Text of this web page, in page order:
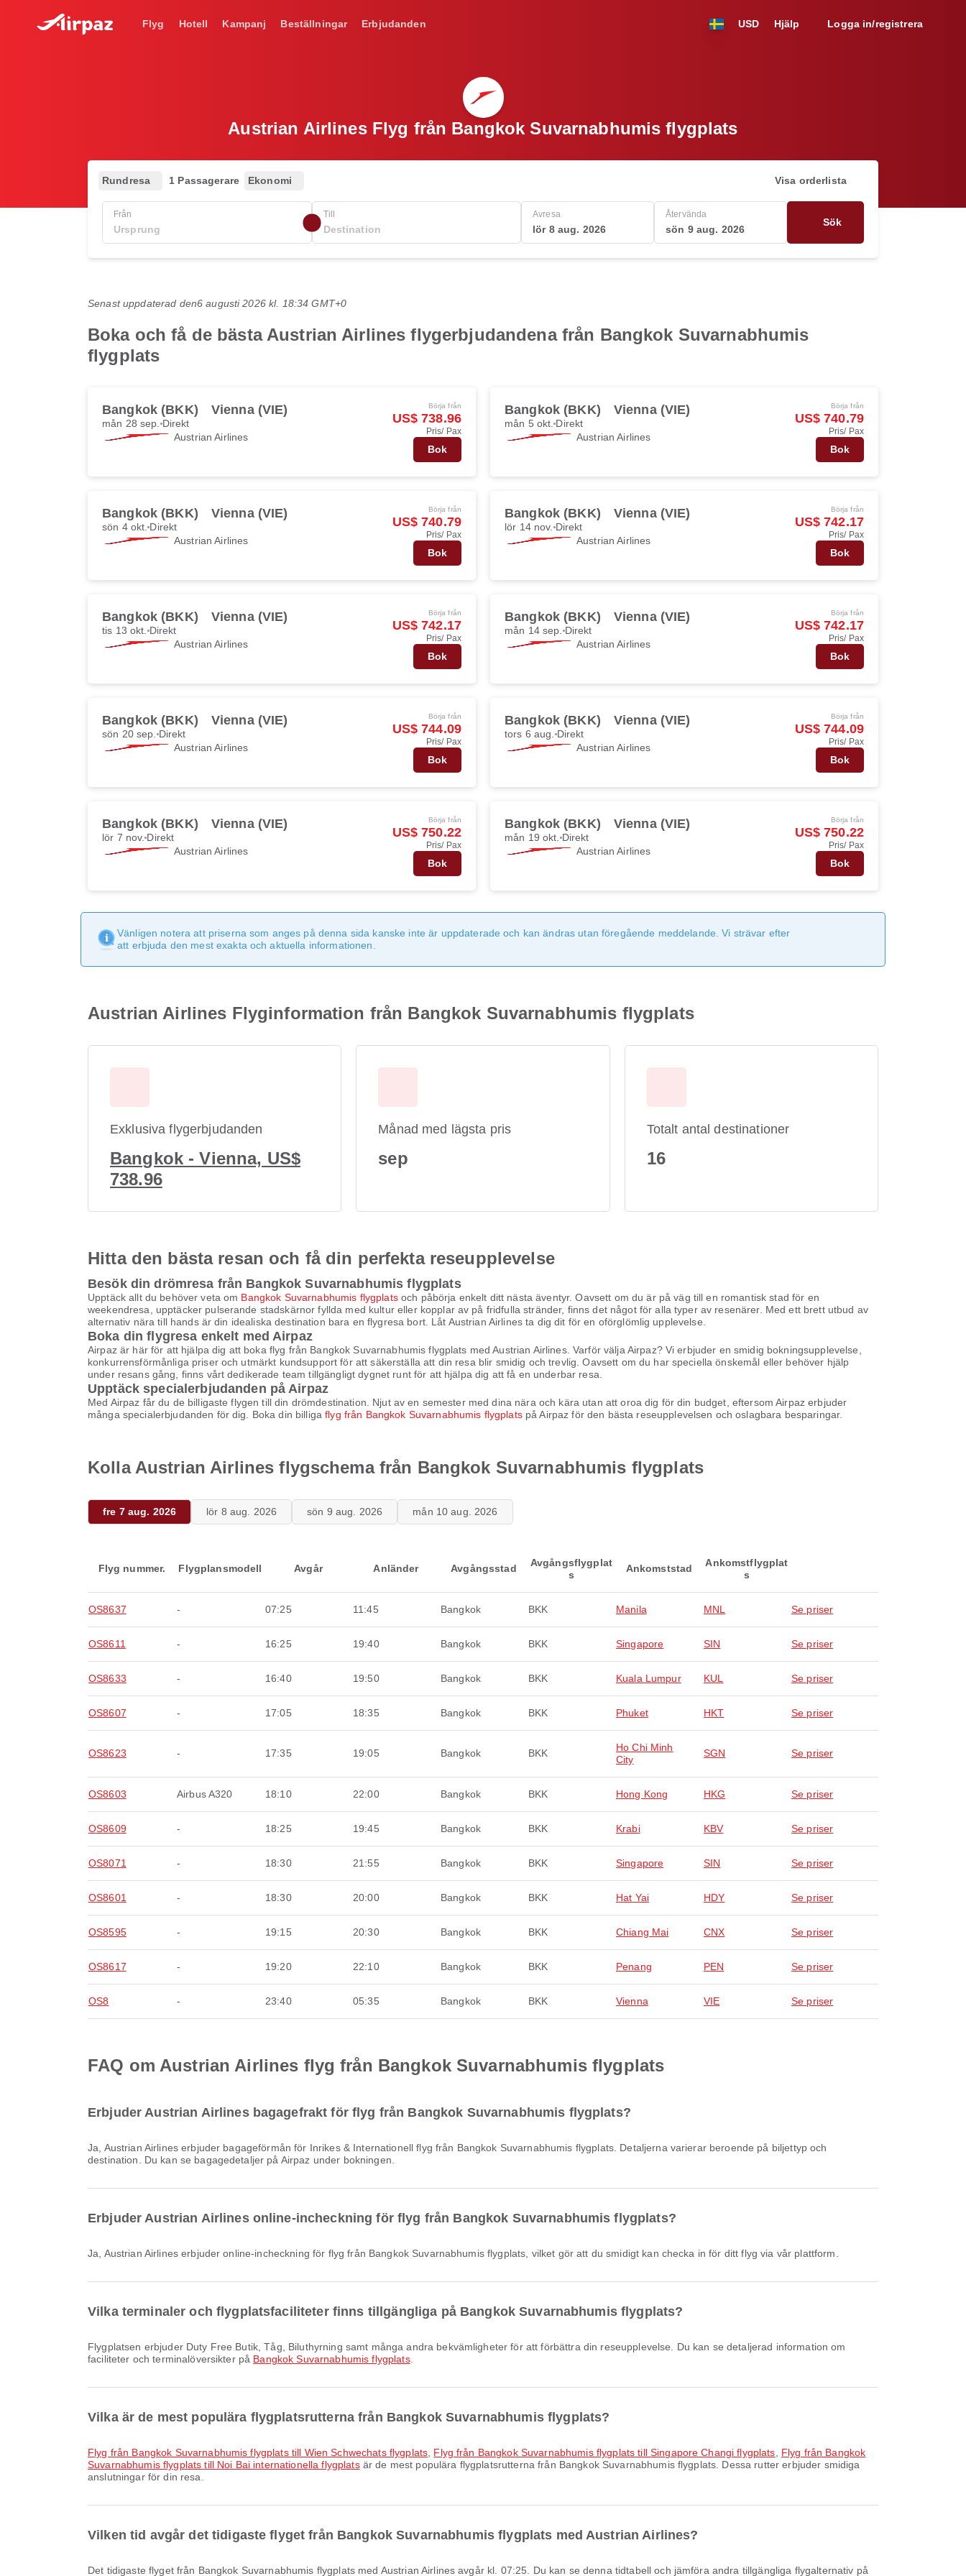
Flyg Hotell Kampanj Beställningar Erbjudanden USD Hjälp Logga in/registrera
Austrian Airlines Flyg från Bangkok Suvarnabhumis flygplats
Rundresa 1 Passagerare Ekonomi Visa orderlista
Från Till Avresa
lör 8 aug. 2026
Återvända
sön 9 aug. 2026
Sök
Senast uppdaterad den6 augusti 2026 kl. 18:34 GMT+0
Boka och få de bästa Austrian Airlines flygerbjudandena från Bangkok Suvarnabhumis
flygplats
Bangkok (BKK) Vienna (VIE)
mån 28 sep. Direkt
Austrian Airlines
Börja från
US$ 738.96
Pris/ Pax
Bok
Bangkok (BKK) Vienna (VIE)
mån 5 okt. Direkt
Austrian Airlines
Börja från
US$ 740.79
Pris/ Pax
Bok
Bangkok (BKK) Vienna (VIE)
sön 4 okt. Direkt
Austrian Airlines
Börja från
US$ 740.79
Pris/ Pax
Bok
Bangkok (BKK) Vienna (VIE)
lör 14 nov. Direkt
Austrian Airlines
Börja från
US$ 742.17
Pris/ Pax
Bok
Bangkok (BKK) Vienna (VIE)
tis 13 okt. Direkt
Austrian Airlines
Börja från
US$ 742.17
Pris/ Pax
Bok
Bangkok (BKK) Vienna (VIE)
mån 14 sep. Direkt
Austrian Airlines
Börja från
US$ 742.17
Pris/ Pax
Bok
Bangkok (BKK) Vienna (VIE)
sön 20 sep. Direkt
Austrian Airlines
Börja från
US$ 744.09
Pris/ Pax
Bok
Bangkok (BKK) Vienna (VIE)
tors 6 aug. Direkt
Austrian Airlines
Börja från
US$ 744.09
Pris/ Pax
Bok
Bangkok (BKK) Vienna (VIE)
lör 7 nov. Direkt
Austrian Airlines
Börja från
US$ 750.22
Pris/ Pax
Bok
Bangkok (BKK) Vienna (VIE)
mån 19 okt. Direkt
Austrian Airlines
Börja från
US$ 750.22
Pris/ Pax
Bok
Vänligen notera att priserna som anges på denna sida kanske inte är uppdaterade och kan ändras utan föregående meddelande. Vi strävar efter
att erbjuda den mest exakta och aktuella informationen.
Austrian Airlines Flyginformation från Bangkok Suvarnabhumis flygplats
Exklusiva flygerbjudanden
Bangkok - Vienna, US$
738.96
Månad med lägsta pris
sep
Totalt antal destinationer
16
Hitta den bästa resan och få din perfekta reseupplevelse
Besök din drömresa från Bangkok Suvarnabhumis flygplats
Upptäck allt du behöver veta om Bangkok Suvarnabhumis flygplatsoch påbörja enkelt ditt nästa äventyr. Oavsett om du är på väg till en romantisk stad för en
weekendresa, upptäcker pulserande stadskärnor fyllda med kultur eller kopplar av på fridfulla stränder, finns det något för alla typer av resenärer. Med ett brett utbud av
alternativ nära till hands är din idealiska destination bara en flygresa bort. Låt Austrian Airlines ta dig dit för en oförglömlig upplevelse.
Boka din flygresa enkelt med Airpaz
Airpaz är här för att hjälpa dig att boka flyg från Bangkok Suvarnabhumis flygplats med Austrian Airlines. Varför välja Airpaz? Vi erbjuder en smidig bokningsupplevelse,
konkurrensförmånliga priser och utmärkt kundsupport för att säkerställa att din resa blir smidig och trevlig. Oavsett om du har speciella önskemål eller behöver hjälp
under resans gång, finns vårt dedikerade team tillgängligt dygnet runt för att hjälpa dig att få en underbar resa.
Upptäck specialerbjudanden på Airpaz
Med Airpaz får du de billigaste flygen till din drömdestination. Njut av en semester med dina nära och kära utan att oroa dig för din budget, eftersom Airpaz erbjuder
många specialerbjudanden för dig. Boka din billigaflyg från Bangkok Suvarnabhumis flygplatspå Airpaz för den bästa reseupplevelsen och oslagbara besparingar.
Kolla Austrian Airlines flygschema från Bangkok Suvarnabhumis flygplats
fre 7 aug. 2026 lör 8 aug. 2026 sön 9 aug. 2026 mån 10 aug. 2026
Flyg nummer. Flygplansmodell Avgår Anländer Avgångsstad
Avgångsflygplat
s
Ankomststad
Ankomstflygplat
s
OS8637 - 07:25 11:45 Bangkok BKK Manila MNL Se priser
OS8611 - 16:25 19:40 Bangkok BKK Singapore SIN Se priser
OS8633 - 16:40 19:50 Bangkok BKK Kuala Lumpur KUL Se priser
OS8607 - 17:05 18:35 Bangkok BKK Phuket HKT Se priser
OS8623 - 17:35 19:05 Bangkok BKK
Ho Chi Minh
City
SGN Se priser
OS8603 Airbus A320 18:10 22:00 Bangkok BKK Hong Kong HKG Se priser
OS8609 - 18:25 19:45 Bangkok BKK Krabi KBV Se priser
OS8071 - 18:30 21:55 Bangkok BKK Singapore SIN Se priser
OS8601 - 18:30 20:00 Bangkok BKK Hat Yai HDY Se priser
OS8595 - 19:15 20:30 Bangkok BKK Chiang Mai CNX Se priser
OS8617 - 19:20 22:10 Bangkok BKK Penang PEN Se priser
OS8 - 23:40 05:35 Bangkok BKK Vienna VIE Se priser
FAQ om Austrian Airlines flyg från Bangkok Suvarnabhumis flygplats
Erbjuder Austrian Airlines bagagefrakt för flyg från Bangkok Suvarnabhumis flygplats?
Ja, Austrian Airlines erbjuder bagageförmån för Inrikes & Internationell flyg från Bangkok Suvarnabhumis flygplats. Detaljerna varierar beroende på biljettyp och
destination. Du kan se bagagedetaljer på Airpaz under bokningen.
Erbjuder Austrian Airlines online-incheckning för flyg från Bangkok Suvarnabhumis flygplats?
Ja, Austrian Airlines erbjuder online-incheckning för flyg från Bangkok Suvarnabhumis flygplats, vilket gör att du smidigt kan checka in för ditt flyg via vår plattform.
Vilka terminaler och flygplatsfaciliteter finns tillgängliga på Bangkok Suvarnabhumis flygplats?
Flygplatsen erbjuder Duty Free Butik, Tåg, Biluthyrning samt många andra bekvämligheter för att förbättra din reseupplevelse. Du kan se detaljerad information om
faciliteter och terminalöversikter på Bangkok Suvarnabhumis flygplats.
Vilka är de mest populära flygplatsrutterna från Bangkok Suvarnabhumis flygplats?
Flyg från Bangkok Suvarnabhumis flygplats till Wien Schwechats flygplats Flyg från Bangkok Suvarnabhumis flygplats till Singapore Changi flygplats
Flyg från Bangkok
Suvarnabhumis flygplats till Noi Bai internationella flygplatsär de mest populära flygplatsrutterna från Bangkok Suvarnabhumis flygplats. Dessa rutter erbjuder smidiga
anslutningar för din resa.
Vilken tid avgår det tidigaste flyget från Bangkok Suvarnabhumis flygplats med Austrian Airlines?
Det tidigaste flyget från Bangkok Suvarnabhumis flygplats med Austrian Airlines avgår kl. 07:25. Du kan se denna tidtabell och jämföra andra tillgängliga flygalternativ på